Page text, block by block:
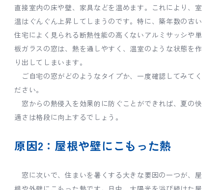
直接室内の床や壁、家具などを温めます。これにより、室
温はぐんぐん上昇してしまうのです。特に、築年数の古い
住宅によく見られる断熱性能の高くないアルミサッシや単
板ガラスの窓は、熱を通しやすく、温室のような状態を作
り出してしまいます。
ご自宅の窓がどのようなタイプか、一度確認してみてく
ださい。
窓からの熱侵入を効果的に防ぐことができれば、夏の快
適さは格段に向上するでしょう。
原因2：屋根や壁にこもった熱
窓に次いで、住まいを暑くする大きな要因の一つが、屋